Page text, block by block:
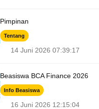
Pimpinan
Tentang
14 Juni 2026 07:39:17
Beasiswa BCA Finance 2026
Info Beasiswa
16 Juni 2026 12:15:04